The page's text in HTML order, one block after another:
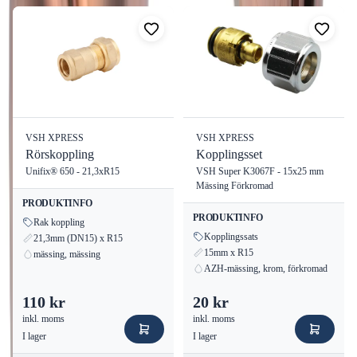
Smidig Installation och Säker
Montering
VSH XPress 7002A Böj 90° 35x35 mm är utformad för att
samman med standardverktyg för pressfog. Detta säkerställer en
snabb och pålitlig sammanfogning utan svetsning eller l
VSH XPRESS
Rörskoppling
Unifix® 650 - 21,3xR15
PRODUKTINFO
Rak koppling
21,3mm (DN15) x R15
mässing, mässing
110 kr
inkl. moms
I lager
VSH XPRESS
Kopplingsset
VSH Super K3067F - 15x25 mm
Mässing Förkromad
PRODUKTINFO
Kopplingssats
15mm x R15
AZH-mässing, krom, förkromad
20 kr
inkl. moms
I lager